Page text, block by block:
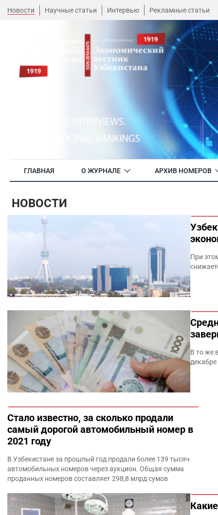
Новости Научные статьи Интервью Рекламные статьи
ГЛАВНАЯ О ЖУРНАЛЕ АРХИВ НОМЕРОВ
НОВОСТИ
При
В то же
Стало известно, за сколько продали
самый дорогой автомобильный номер в
2021 году
В Узбекистане за прошлый год продали более 139 тысяч
автомобильных номеров через аукцион. Общая сумма
проданных номеров составляет 298,8 млрд сумов